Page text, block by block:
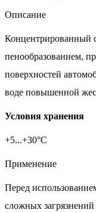
Описание
Концентрированный
пенообразованием,
поверхностей
воде повышенной
Условия хранения
+5...+30°С
Применение
Перед
сложных загрязнений